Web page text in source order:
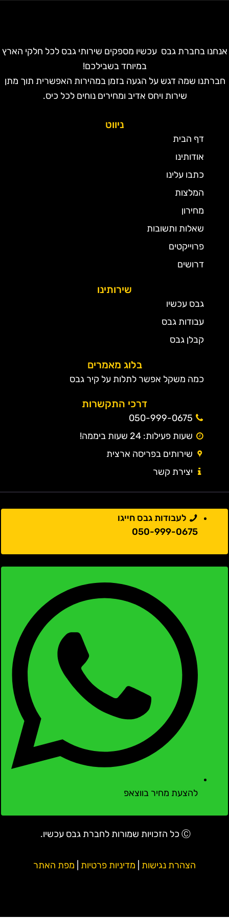
בחברת גבס עכשיו מספקים שירותי גבס לכל חלקי הארץ
במיוחד בשבילכם!
חברתנו שמה דגש על הגעה בזמן במהירות האפשרית תוך מתן
שירות ויחס אדיב ומחירים נוחים לכל כיס.
ניווט
דף הבית
אודותינו
כתבו עלינו
המלצות
מחירון
שאלות ותשובות
פרוייקטים
דרושים
שירותינו
גבס עכשיו
עבודות גבס
קבלן גבס
בלוג מאמרים
כמה משקל אפשר לתלות על קיר גבס
דרכי התקשרות
050-999-0675
שעות פעילות: 24 שעות ביממה!
שירותים בפריסה ארצית
יצירת קשר
לעבודות גבס חייגו
050-999-0675
להצעת מחיר בווצאפ
Ⓒ כל הזכויות שמורות לחברת גבס עכשיו.
הצהרת נגישות| מדיניות פרטיות| מפת האתר